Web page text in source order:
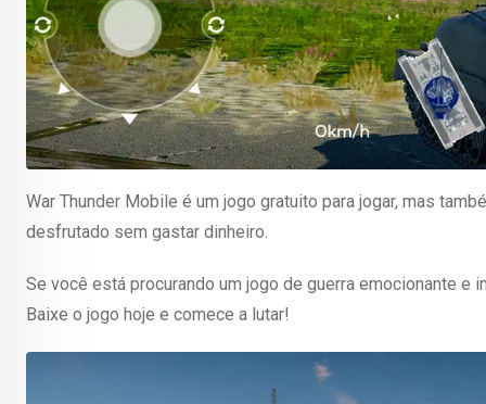
War Thunder Mobile é um jogo gratuito para jogar, mas
desfrutado sem gastar dinheiro.
Se você está procurando um jogo de guerra emocionante e
Baixe o jogo hoje e comece a lutar!